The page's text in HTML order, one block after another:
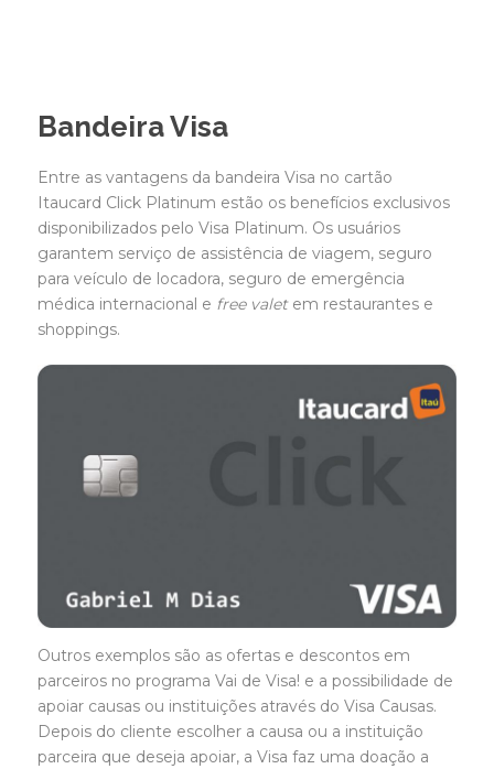
Bandeira Visa
Entre as vantagens da bandeira Visa no cartão
Itaucard Click Platinum estão os benefícios exclusivos
disponibilizados pelo Visa Platinum. Os usuários
garantem serviço de assistência de viagem, seguro
para veículo de locadora, seguro de emergência
médica internacional e free valetem restaurantes e
shoppings.
Outros exemplos são as ofertas e descontos em
parceiros no programa Vai de Visa! e a possibilidade de
apoiar causas ou instituições através do Visa Causas.
Depois do cliente escolher a causa ou a instituição
parceira que deseja apoiar, a Visa faz uma doação a